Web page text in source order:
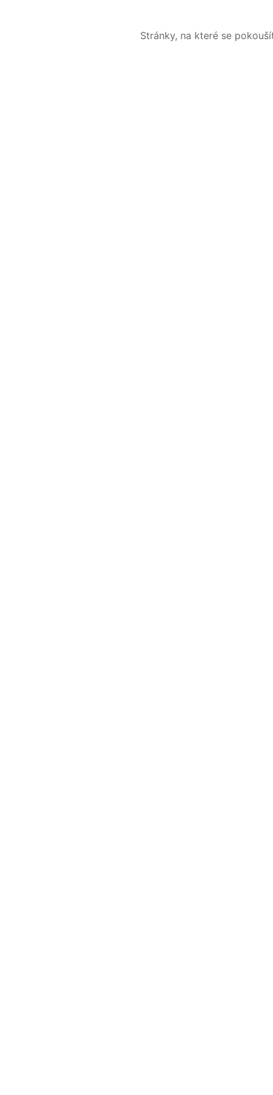
Stránky, na které se